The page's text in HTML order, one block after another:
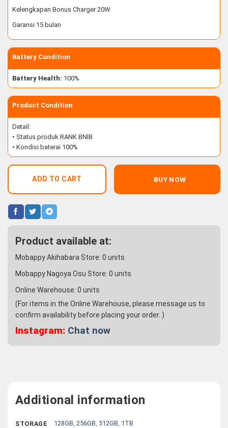
Kelengkapan Bonus Charger 20W
Garansi 15 bulan
Battery Condition
Battery Health: 100%
Product Condition
Detail:
• Status produk RANK BNIB
• Kondisi baterai 100%
ADD TO CART BUY NOW
Product available at:
Mobappy Akihabara Store: 0 units
Mobappy Nagoya Osu Store: 0 units
Online Warehouse: 0 units
(For items in the Online Warehouse, please message us to
confirm availability before placing your order. )
Instagram: Chat now
Additional information
STORAGE 128GB 256GB 512GB 1TB